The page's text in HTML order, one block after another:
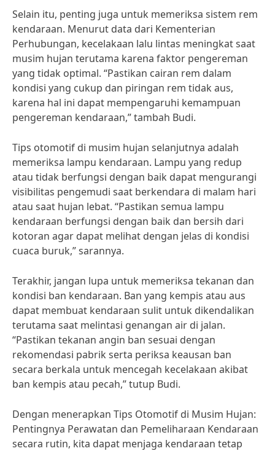
Selain itu, penting juga untuk memeriksa sistem rem
kendaraan. Menurut data dari Kementerian
Perhubungan, kecelakaan lalu lintas meningkat saat
musim hujan terutama karena faktor pengereman
yang tidak optimal. “Pastikan cairan rem dalam
kondisi yang cukup dan piringan rem tidak aus,
karena hal ini dapat mempengaruhi kemampuan
pengereman kendaraan,” tambah Budi.
Tips otomotif di musim hujan selanjutnya adalah
memeriksa lampu kendaraan. Lampu yang redup
atau tidak berfungsi dengan baik dapat mengurangi
visibilitas pengemudi saat berkendara di malam hari
atau saat hujan lebat. “Pastikan semua lampu
kendaraan berfungsi dengan baik dan bersih dari
kotoran agar dapat melihat dengan jelas di kondisi
cuaca buruk,” sarannya.
Terakhir, jangan lupa untuk memeriksa tekanan dan
kondisi ban kendaraan. Ban yang kempis atau aus
dapat membuat kendaraan sulit untuk dikendalikan
terutama saat melintasi genangan air di jalan.
“Pastikan tekanan angin ban sesuai dengan
rekomendasi pabrik serta periksa keausan ban
secara berkala untuk mencegah kecelakaan akibat
ban kempis atau pecah,” tutup Budi.
Dengan menerapkan Tips Otomotif di Musim Hujan:
Pentingnya Perawatan dan Pemeliharaan Kendaraan
secara rutin, kita dapat menjaga kendaraan tetap